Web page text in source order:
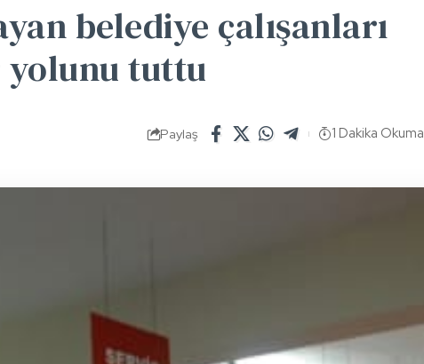
belediye çalışanları
tuttu
Paylaş 1 Dakika Okuma